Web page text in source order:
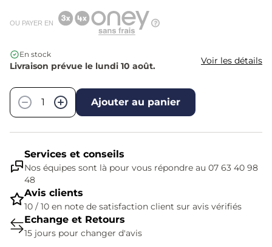
OU PAYER EN
En stock
Livraison prévue le lundi 10 août. Voir les détails
−
+ Ajouter au panier
Services et conseils
Nos équipes sont là pour vous répondre au 07 63 40 98
48
Avis clients
10 / 10 en note de satisfaction client sur avis vérifiés
Echange et Retours
15 jours pour changer d'avis